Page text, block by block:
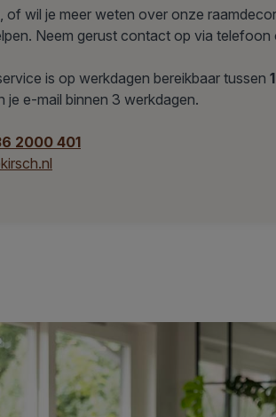
of wil je meer weten over onze
Neem gerust contact op via
is op werkdagen bereikbaar tussen
je e-mail binnen 3 werkdagen.
2000 401